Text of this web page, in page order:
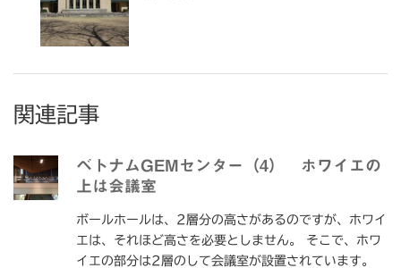
関連記事
ベトナムGEMセンター（4） ホワイエの
上は会議室
ボールホールは、2層分の高さがあるのですが、ホワイ
エは、それほど高さを必要としません。 そこで、ホワ
イエの部分は2層のして会議室が設置されています。